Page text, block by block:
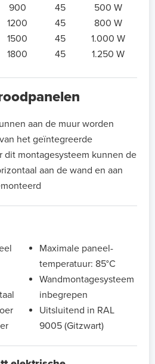
900 45
500 W
1200 45
800 W
1500 45
1.000 W
1800 45 1.250 W
aan de muur worden
het geïntegreerde
dit montagesysteem kunnen de
aan de wand en aan
Maximale paneel-
temperatuur: 85°C
Wandmontagesysteem
inbegrepen
Uitsluitend in RAL
9005 (Gitzwart)